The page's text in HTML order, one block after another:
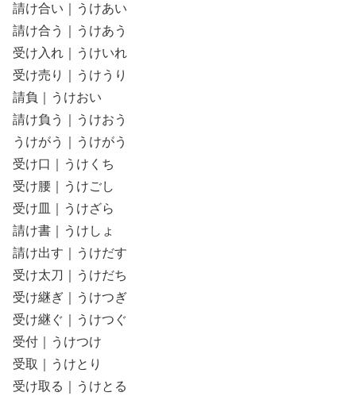
請け合い｜うけあい
請け合う｜うけあう
受け入れ｜うけいれ
受け売り｜うけうり
請負｜うけおい
請け負う｜うけおう
うけがう｜うけがう
受け口｜うけくち
受け腰｜うけごし
受け皿｜うけざら
請け書｜うけしょ
請け出す｜うけだす
受け太刀｜うけだち
受け継ぎ｜うけつぎ
受け継ぐ｜うけつぐ
受付｜うけつけ
受取｜うけとり
受け取る｜うけとる